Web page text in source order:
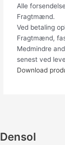
Alle
Fragtmænd.
Ved betaling
Fragtmænd,
Medmindre
senest ved
Download
Densol